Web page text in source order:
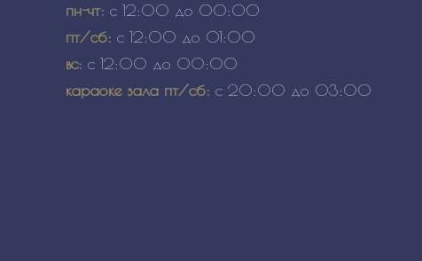
пн-чт: с 12:00 до 00:00
пт/сб: с 12:00 до 01:00
вс: с 12:00 до 00:00
караоке зала пт/сб: с 20:00 до 03:00